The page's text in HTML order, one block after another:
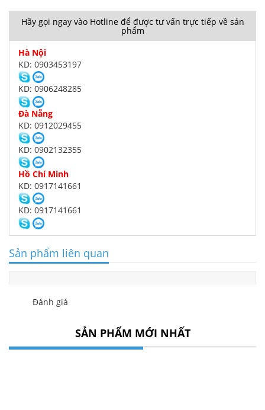
Hãy gọi ngay vào Hotline để được tư vấn trực tiếp về sản
phẩm
Hà Nội
KD: 0903453197
KD: 0906248285
Đà Nẵng
KD: 0912029455
KD: 0902132355
Hồ Chí Minh
KD: 0917141661
KD: 0917141661
Sản phẩm liên quan
Đánh giá
SẢN PHẨM MỚI NHẤT